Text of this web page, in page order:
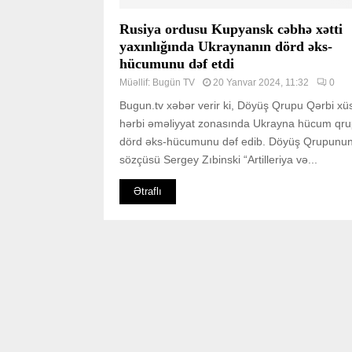
Rusiya ordusu Kupyansk cəbhə xətti
yaxınlığında Ukraynanın dörd əks-
hücumunu dəf etdi
Müəllif: Bugün TV 20 Yanvar 2024, 11:32 0
Bugun.tv xəbər verir ki, Döyüş Qrupu Qərbi
hərbi əməliyyat zonasında Ukrayna hücum
dörd əks-hücumunu dəf edib. Döyüş Qrupunun
sözçüsü Sergey Zıbinski “Artilleriya və...
Ətraflı